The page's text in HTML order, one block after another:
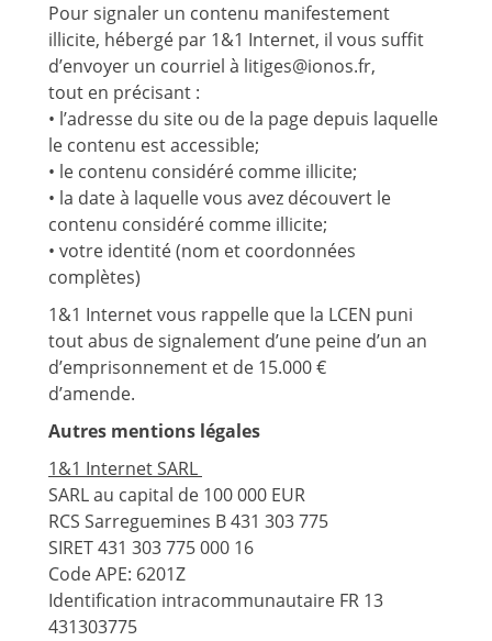
Pour signaler un contenu manifestement
illicite, hébergé par 1&1 Internet, il vous suffit
d’envoyer un courriel à litiges@ionos.fr,
tout en précisant :
• l’adresse du site ou de la page depuis laquelle
le contenu est accessible;
• le contenu considéré comme illicite;
• la date à laquelle vous avez découvert le
contenu considéré comme illicite;
• votre identité (nom et coordonnées
complètes)
1&1 Internet vous rappelle que la LCEN puni
tout abus de signalement d’une peine d’un an
d’emprisonnement et de 15.000 €
d’amende.
Autres mentions légales
1&1 Internet SARL
SARL au capital de 100 000 EUR
RCS Sarreguemines B 431 303 775
SIRET 431 303 775 000 16
Code APE: 6201Z
Identification intracommunautaire FR 13
431303775